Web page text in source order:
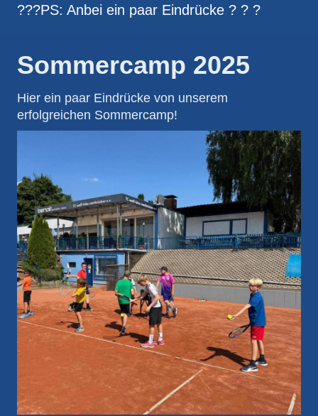
???PS: Anbei ein paar Eindrücke ? ? ?
Sommercamp 2025
Hier ein paar Eindrücke von unserem
erfolgreichen Sommercamp!